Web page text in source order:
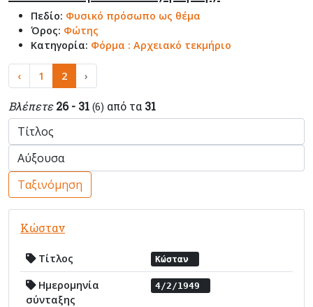
Πεδίο: Φυσικό πρόσωπο ως θέμα
Όρος: Φώτης
Κατηγορία: Φόρμα : Αρχειακό τεκμήριο
‹ 1 2 ›
Βλέπετε 26 - 31 (6) από τα 31
Ταξινόμηση
Κώσταν
Τίτλος Κώσταν
Ημερομηνία
σύνταξης
4/2/1949